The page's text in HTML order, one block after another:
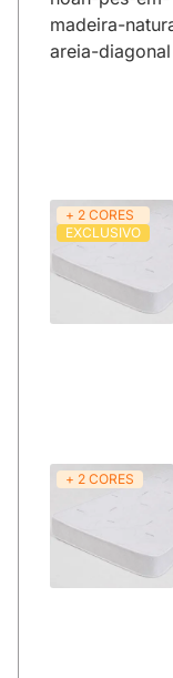
+ 2 CORES
EXCLUSIVO
+ 2 CORES